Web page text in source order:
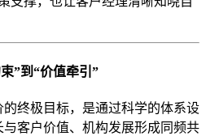
”到“价值牵引”
终极目标，是通过科学的体系设
客户价值、机构发展形成同频共